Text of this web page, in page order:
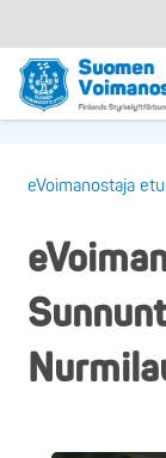
eVoimanostaja